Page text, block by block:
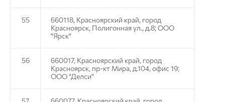
55
660118, Красноярский край, город
Красноярск, Полигонная ул., д.8; ООО
"Ярск"
56
660017, Красноярский край, город
Красноярск, пр-кт Мира, д.104, офис 19;
ООО "Делси"